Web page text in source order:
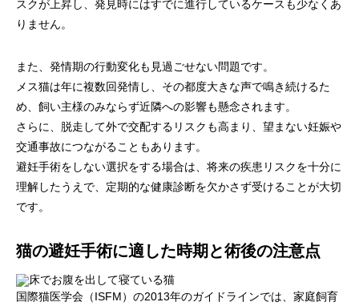
スクが上昇し、発見時にはすでに進行しているケースも少なくあ
りません。
また、発情期の行動変化も見過ごせない問題です。
メス猫は年に複数回発情し、その都度大きな声で鳴き続けるた
め、飼い主様のみならず近隣への影響も懸念されます。
さらに、脱走して外で交配するリスクも高まり、望まない妊娠や
交通事故につながることもあります。
避妊手術をしない選択をする場合は、将来の疾患リスクを十分に
理解したうえで、定期的な健康診断を欠かさず受けることが大切
です。
猫の避妊手術に適した時期と術後の注意点
国際猫医学会（ISFM）の2013年のガイドラインでは、家庭飼育